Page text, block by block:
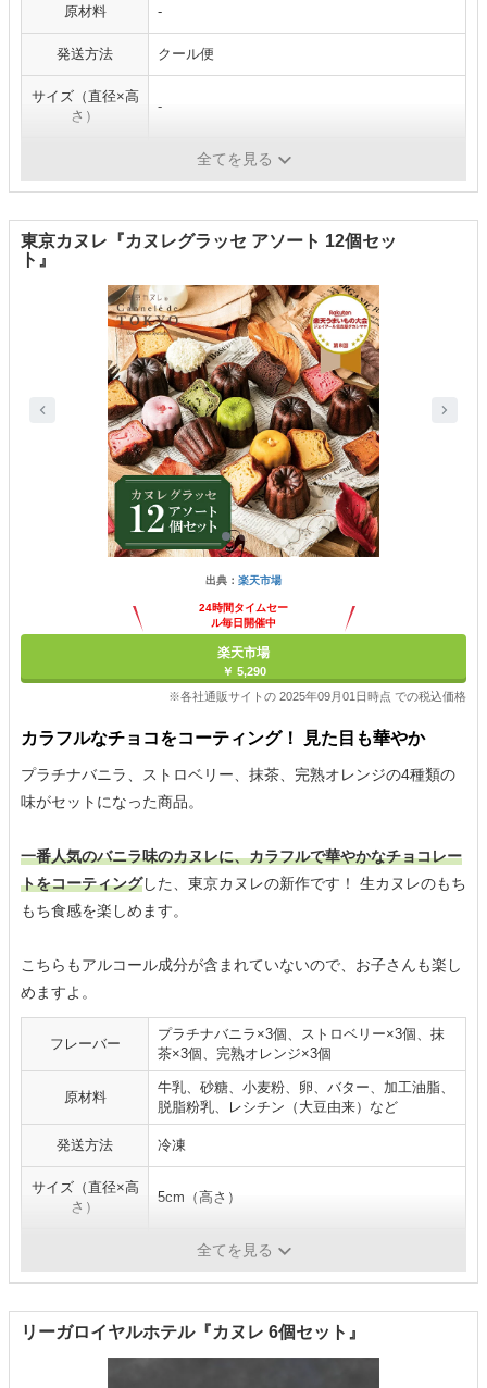
原材料 -
発送方法 クール便
サイズ（直径×高
さ）
-
発送日を含めて5日
全てを見る
東京カヌレ『カヌレグラッセ アソート 12個セッ
ト』
出典： 楽天市場
24時間タイムセー
ル毎日開催中
楽天市場
￥ 5,290
※各社通販サイトの 2025年09月01日時点 での税込価格
カラフルなチョコをコーティング！ 見た目も華やか
プラチナバニラ、ストロベリー、抹茶、完熟オレンジの4種類の
味がセットになった商品。
一番人気のバニラ味のカヌレに、カラフルで華やかなチョコレー
トをコーティングした、東京カヌレの新作です！ 生カヌレのもち
もち食感を楽しめます。
こちらもアルコール成分が含まれていないので、お子さんも楽し
めますよ。
フレーバー
プラチナバニラ×3個、ストロベリー×3個、抹
茶×3個、完熟オレンジ×3個
原材料
牛乳、砂糖、小麦粉、卵、バター、加工油脂、
脱脂粉乳、レシチン（大豆由来）など
発送方法 冷凍
サイズ（直径×高
さ）
5cm（高さ）
冷凍：60日、解凍後冷暗所：4日
全てを見る
リーガロイヤルホテル『カヌレ 6個セット』